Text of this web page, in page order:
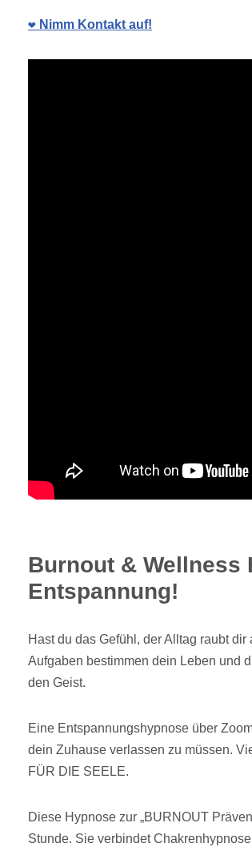
❤️ Nimm Kontakt auf!
Burnout & Wellness
Entspannung!
Hast du das Gefühl, der Alltag raubt
Aufgaben bestimmen dein Leben und
den Geist.
Eine Entspannungshypnose über
dein Zuhause verlassen zu müssen.
FÜR DIE SEELE.
Diese Hypnose zur „BURNOUT
Stunde. Sie verbindet